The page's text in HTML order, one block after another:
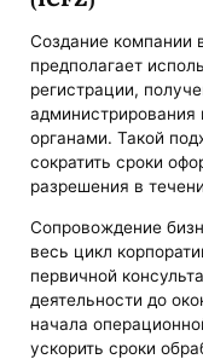
Создание компании
предполагает
регистрации,
органами. Такой
сократить сроки
разрешения в
Сопровождение
весь цикл
первичной
деятельности до
начала
ускорить сроки